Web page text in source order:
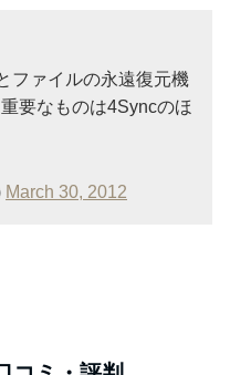
ファイルの永遠復元機
要なものは4Syncのほ
March 30, 2012